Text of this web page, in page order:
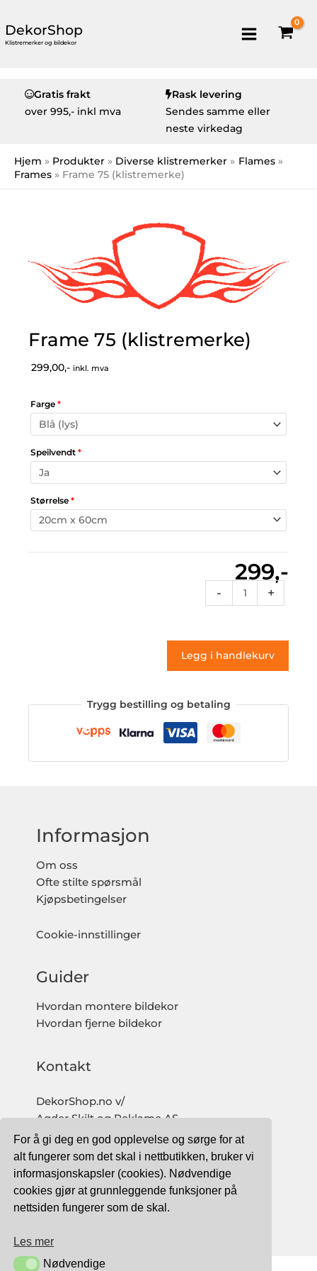
For å gi deg en god opplevelse og sørge for at
alt fungerer som det skal i nettbutikken, bruker vi
informasjonskapsler (cookies). Nødvendige
cookies gjør at grunnleggende funksjoner på
nettsiden fungerer som de skal.
Les mer
NødvendigeNødvendige
DekorShop
Klistremerker og bildekor
Gratis frakt
over 995,- inkl mva
Rask levering
Sendes samme eller
neste virkedag
Hjem Produkter Diverse klistremerker
Flames
Frames
Frame 75 (klistremerke)
Frame 75 (klistremerke)
299,00,- inkl. mva
Farge *
Speilvendt *
Størrelse *
299,-
-
75
antall
+
Legg i handlekurv
Trygg bestilling og betaling
Informasjon
Om oss
Ofte stilte spørsmål
Kjøpsbetingelser
Cookie-innstillinger
Guider
Hvordan montere bildekor
Hvordan fjerne bildekor
Kontakt
DekorShop.no v/
Agder Skilt og Reklame AS
Org. nr: 997 633 016 MVA
salg@dekorshop.no
Tlf: 959 32 123
09.00 - 16.00